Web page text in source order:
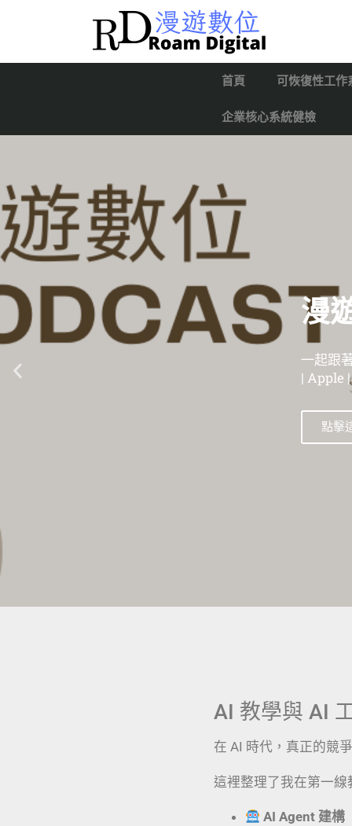
首頁 可恢復性工作
企業核心系統健檢
一起跟著
AI 教學與 AI
在 AI 時代，真正的競
這裡整理了我在第一
AI Agent 建構